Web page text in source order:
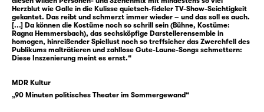
nur die anderen, die die perfekten
Beziehungen führen, und nie wir selbst. Und
na klar, wir wissen doch, dass das nur Bilder
sind, unerreichbare Ideale, die uns nur im
nicht los. Vielleicht ist es ja doch möglich,
vielleicht müssen wir es nur genug wollen,
Herzblut wie Galle in die Kulisse quietsch-fideler TV-Show-Seichtigkeit
gekantet. Das reibt und schmerzt immer wieder – und das soll es auch.
[...] Da können die Kostüme noch so schrill sein (Bühne, Kostüme:
Ragna Hemmersbach), das sechsköpfige Darstellerensemble in
homogen, hinreißender Spiellust noch so treffsicher das Zwerchfell des
Publikums malträtieren und zahllose Gute-Laune-Songs schmettern:
Diese Inszenierung meint es ernst.“
MDR Kultur
„90 Minuten politisches Theater im Sommergewand“